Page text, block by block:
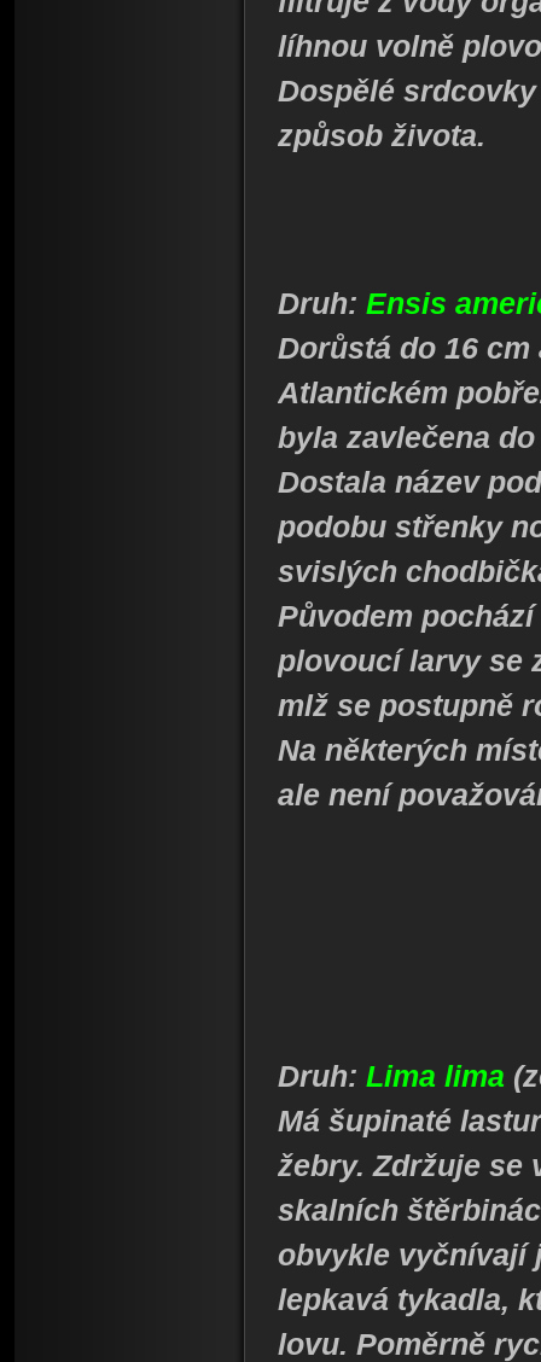
líhnou volně
Dospělé
způsob života.
Druh: Ensis
Dorůstá do 16
Atlantickém
byla zavlečena
Dostala název
podobu střenky
svislých
Původem
plovoucí larvy se
mlž se postupně
Na některých
ale není
Druh: Lima lima
Má šupinaté
žebry. Zdržuje se
skalních
obvykle vyčnívají
lepkavá tykadla,
lovu. Poměrně